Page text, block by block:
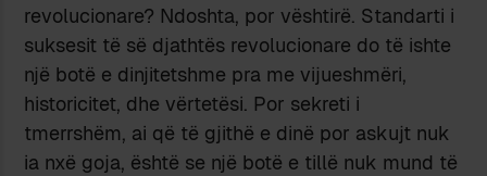
revolucionare? Ndoshta, por vështirë. Standarti i
suksesit të së djathtës revolucionare do të ishte
një botë e dinjitetshme pra me vijueshmëri,
historicitet, dhe vërtetësi. Por sekreti i
tmerrshëm, ai që të gjithë e dinë por askujt nuk
ia nxë goja, është se një botë e tillë nuk mund të